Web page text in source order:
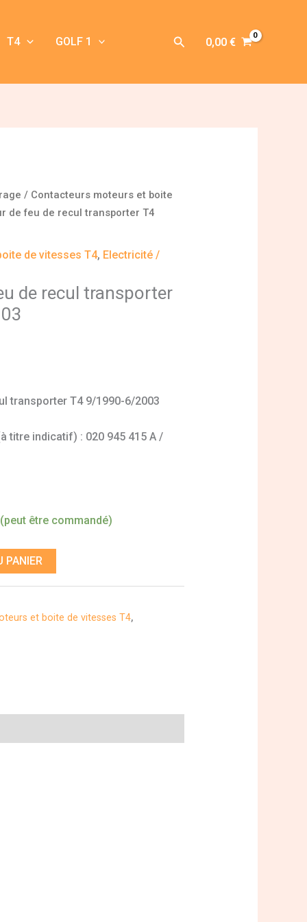
T4 GOLF 1 Rechercher
0,00 €
/ Contacteurs moteurs et boite
de feu de recul transporter T4
de vitesses T4, Electricité /
de recul transporter
transporter T4 9/1990-6/2003
titre indicatif) : 020 945 415 A /
être commandé)
PANIER
et boite de vitesses T4,